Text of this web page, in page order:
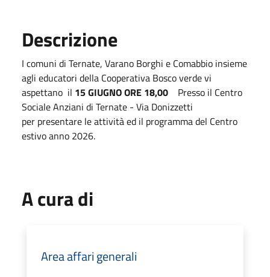
Descrizione
I comuni di Ternate, Varano Borghi e Comabbio insieme
agli educatori della Cooperativa Bosco verde vi
aspettano il 15 GIUGNO ORE 18,00 Presso il Centro
Sociale Anziani di Ternate - Via Donizzetti
per presentare le attività ed il programma del Centro
estivo anno 2026.
A cura di
Area affari generali